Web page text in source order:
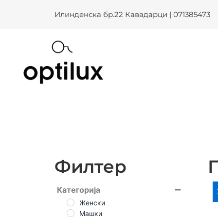
Илинденска бр.22 Кавадарци | 071385473
Филтер
Категорија
Женски
Машки